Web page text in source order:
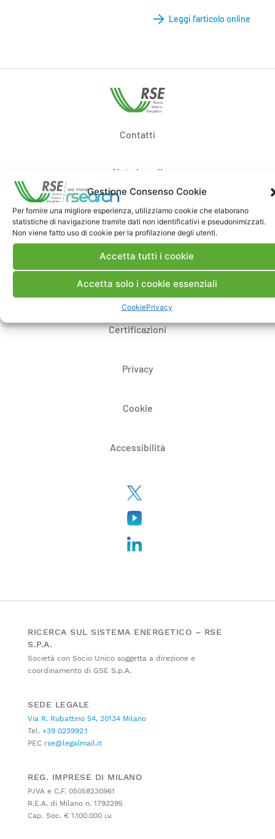
Gestione Consenso Cookie
Per fornire una migliore esperienza, utilizziamo cookie che elaborano
statistiche di navigazione tramite dati non identificativi e pseudonimizzati.
Non viene fatto uso di cookie per la profilazione degli utenti.
Accetta tutti i cookie
Accetta solo i cookie essenziali
CookiePrivacy
Leggi l'articolo online
Contatti
Note Legali
Dove siamo
Bandi di gara e contratti
Whistleblowing
Certificazioni
Privacy
Cookie
Accessibilità
RICERCA SUL SISTEMA ENERGETICO – RSE
S.P.A.
Società con Socio Unico soggetta a direzione e
coordinamento di GSE S.p.A.
SEDE LEGALE
Via R. Rubattino 54, 20134 Milano
Tel. +39 023992.1
PEC rse@legalmail.it
REG. IMPRESE DI MILANO
P.IVA e C.F. 05058230961
R.E.A. di Milano n. 1793295
Cap. Soc. € 1.100.000 i.v.